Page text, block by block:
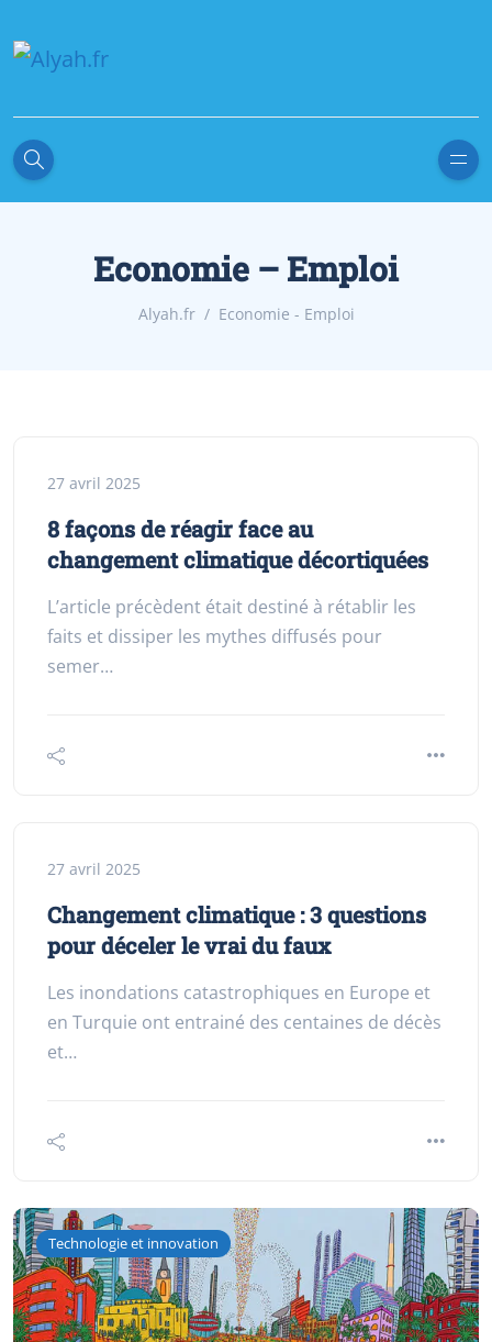
Economie – Emploi
Alyah.fr Economie - Emploi
27 avril 2025
8 façons de réagir face au
changement climatique décortiquées
L’article précèdent était destiné à rétablir les
faits et dissiper les mythes diffusés pour
semer…
27 avril 2025
Changement climatique : 3 questions
pour déceler le vrai du faux
Les inondations catastrophiques en Europe et
en Turquie ont entrainé des centaines de décès
et…
Technologie et innovation